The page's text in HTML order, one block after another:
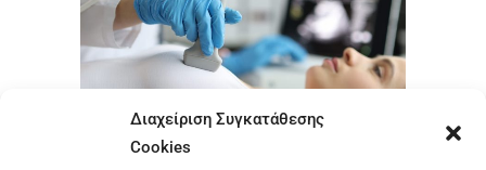
Διαχείριση Συγκατάθεσης
Cookies
Θεραπεία καρκίνου του μαστού